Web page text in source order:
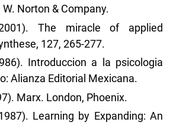
Norton & Company.
The miracle of applied
127, 265-277.
Introduccion a la psicologia
Alianza Editorial Mexicana.
Marx. London, Phoenix.
Learning by Expanding: An